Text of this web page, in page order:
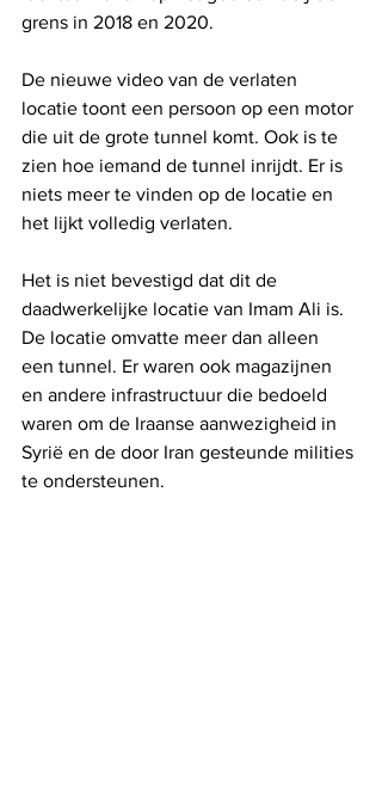
grens in 2018 en 2020.
De nieuwe video van de verlaten
locatie toont een persoon op een motor
die uit de grote tunnel komt. Ook is te
zien hoe iemand de tunnel inrijdt. Er is
niets meer te vinden op de locatie en
het lijkt volledig verlaten.
Het is niet bevestigd dat dit de
daadwerkelijke locatie van Imam Ali is.
De locatie omvatte meer dan alleen
een tunnel. Er waren ook magazijnen
en andere infrastructuur die bedoeld
waren om de Iraanse aanwezigheid in
Syrië en de door Iran gesteunde milities
te ondersteunen.